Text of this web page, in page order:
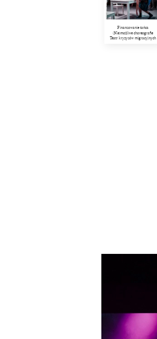
Finansowanie tańca
(Nie)możliwe choreografie
Teatr kryzysów migracyjnych